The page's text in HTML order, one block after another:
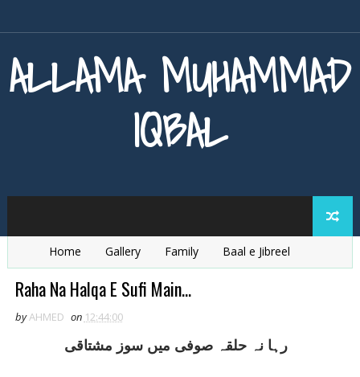
ALLAMA MUHAMMAD
IQBAL
Home Gallery Family
Baal e Jibreel
Zarb e Kaleem
Armaghan e Hijaz
Raha Na Halqa E Sufi Main...
byAHMED on 12:44:00
رہا نہ حلقہ صوفی ميں سوز مشتاقی